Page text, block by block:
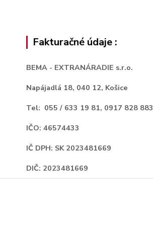
Fakturačné údaje :
BEMA - EXTRANÁRADIE s.r.o.
Napájadlá 18, 040 12, Košice
Tel: 055 / 633 19 81, 0917 828 883
IČO: 46574433
IČ DPH: SK 2023481669
DIČ: 2023481669